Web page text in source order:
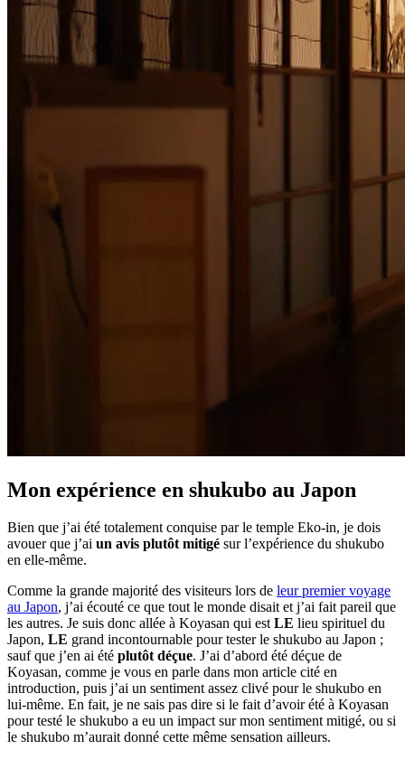
Mon expérience en shukubo au Japon
Bien que j’ai été totalement conquise par le temple Eko-in, je dois
avouer que j’ai un avis plutôt mitigé sur l’expérience du shukubo
en elle-même.
Comme la grande majorité des visiteurs lors de leur premier voyage
au Japon, j’ai écouté ce que tout le monde disait et j’ai fait pareil que
les autres. Je suis donc allée à Koyasan qui estLE lieu spirituel du
Japon, LE grand incontournable pour tester le shukubo au Japon ;
sauf que j’en ai été plutôt déçue. J’ai d’abord été déçue de
Koyasan, comme je vous en parle dans mon article cité en
introduction, puis j’ai un sentiment assez clivé pour le shukubo en
lui-même. En fait, je ne sais pas dire si le fait d’avoir été à Koyasan
pour testé le shukubo a eu un impact sur mon sentiment mitigé, ou si
le shukubo m’aurait donné cette même sensation ailleurs.